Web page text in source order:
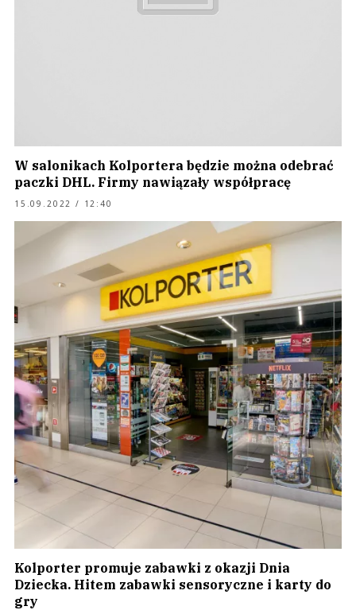
W salonikach Kolportera będzie można odebrać
paczki DHL. Firmy nawiązały współpracę
15.09.2022 / 12:40
Kolporter promuje zabawki z okazji Dnia
Dziecka. Hitem zabawki sensoryczne i karty do
gry